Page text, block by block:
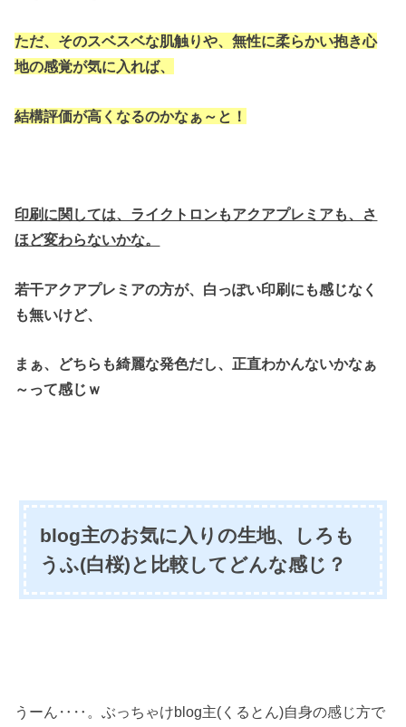
ただ、そのスベスベな肌触りや、無性に柔らかい抱き心
地の感覚が気に入れば、
結構評価が高くなるのかなぁ～と！
印刷に関しては、ライクトロンもアクアプレミアも、さ
ほど変わらないかな。
若干アクアプレミアの方が、白っぽい印刷にも感じなく
も無いけど、
まぁ、どちらも綺麗な発色だし、正直わかんないかなぁ
～って感じｗ
blog主のお気に入りの生地、しろも
うふ(白桜)と比較してどんな感じ？
うーん‥‥。ぶっちゃけblog主(くるとん)自身の感じ方で